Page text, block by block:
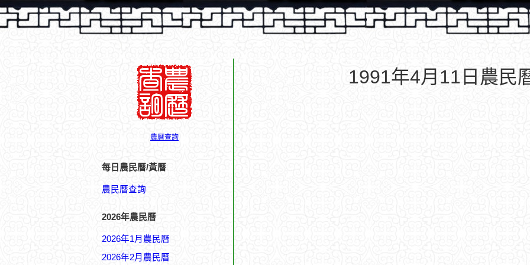
農曆查詢
每日農民曆/黃曆
農民曆查詢
2026年農民曆
2026年1月農民曆
2026年2月農民曆
1991年4月11日農民